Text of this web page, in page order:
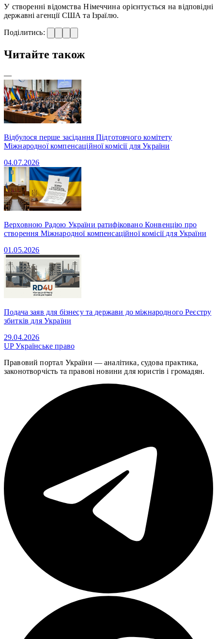
У створенні відомства Німеччина орієнтується на відповідні
державні агенції США та Ізраїлю.
Поділитись:
Читайте також
—
Відбулося перше засідання Підготовчого комітету
Міжнародної компенсаційної комісії для України
04.07.2026
Верховною Радою України ратифіковано Конвенцію про
створення Міжнародної компенсаційної комісії для України
01.05.2026
Подача заяв для бізнесу та держави до міжнародного Реєстру
збитків для України
29.04.2026
UPУкраїнське право
Правовий портал України — аналітика, судова практика,
законотворчість та правові новини для юристів і громадян.